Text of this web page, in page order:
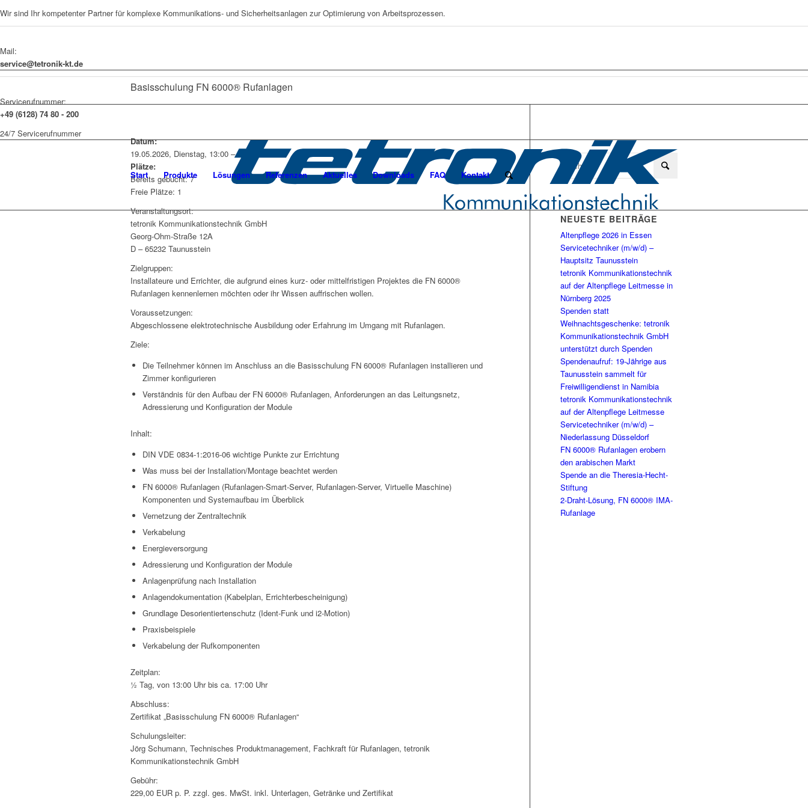
Wir sind Ihr kompetenter Partner für komplexe Kommunikations- und Sicherheitsanlagen zur Optimierung von Arbeitsprozessen.
Mail:
service@tetronik-kt.de
Servicerufnummer:
+49 (6128) 74 80 - 200
24/7 Servicerufnummer
Start Produkte Lösungen Referenzen Aktuelles Downloads FAQ Kontakt
Basisschulung FN 6000® Rufanlagen
Datum:
19.05.2026, Dienstag, 13:00 – 17:00 Uhr
Plätze:
Bereits gebucht: 7
Freie Plätze: 1
Veranstaltungsort:
tetronik Kommunikationstechnik GmbH
Georg-Ohm-Straße 12A
D – 65232 Taunusstein
Zielgruppen:
Installateure und Errichter, die aufgrund eines kurz- oder mittelfristigen Projektes die FN 6000®
Rufanlagen kennenlernen möchten oder ihr Wissen auffrischen wollen.
Voraussetzungen:
Abgeschlossene elektrotechnische Ausbildung oder Erfahrung im Umgang mit Rufanlagen.
Ziele:
Die Teilnehmer können im Anschluss an die Basisschulung FN 6000® Rufanlagen installieren und
Zimmer konfigurieren
Verständnis für den Aufbau der FN 6000® Rufanlagen, Anforderungen an das Leitungsnetz,
Adressierung und Konfiguration der Module
Inhalt:
DIN VDE 0834-1:2016-06 wichtige Punkte zur Errichtung
Was muss bei der Installation/Montage beachtet werden
FN 6000® Rufanlagen (Rufanlagen-Smart-Server, Rufanlagen-Server, Virtuelle Maschine)
Komponenten und Systemaufbau im Überblick
Vernetzung der Zentraltechnik
Verkabelung
Energieversorgung
Adressierung und Konfiguration der Module
Anlagenprüfung nach Installation
Anlagendokumentation (Kabelplan, Errichterbescheinigung)
Grundlage Desorientiertenschutz (Ident-Funk und i2-Motion)
Praxisbeispiele
Verkabelung der Rufkomponenten
Zeitplan:
½ Tag, von 13:00 Uhr bis ca. 17:00 Uhr
Abschluss:
Zertifikat „Basisschulung FN 6000® Rufanlagen“
Schulungsleiter:
Jörg Schumann, Technisches Produktmanagement, Fachkraft für Rufanlagen, tetronik
Kommunikationstechnik GmbH
Gebühr:
229,00 EUR p. P. zzgl. ges. MwSt. inkl. Unterlagen, Getränke und Zertifikat
NEUESTE BEITRÄGE
Altenpflege 2026 in Essen
Servicetechniker (m/w/d) –
Hauptsitz Taunusstein
tetronik Kommunikationstechnik
auf der Altenpflege Leitmesse in
Nürnberg 2025
Spenden statt
Weihnachtsgeschenke: tetronik
Kommunikationstechnik GmbH
unterstützt durch Spenden
Spendenaufruf: 19-Jährige aus
Taunusstein sammelt für
Freiwilligendienst in Namibia
tetronik Kommunikationstechnik
auf der Altenpflege Leitmesse
Servicetechniker (m/w/d) –
Niederlassung Düsseldorf
FN 6000® Rufanlagen erobern
den arabischen Markt
Spende an die Theresia-Hecht-
Stiftung
2-Draht-Lösung, FN 6000® IMA-
Rufanlage